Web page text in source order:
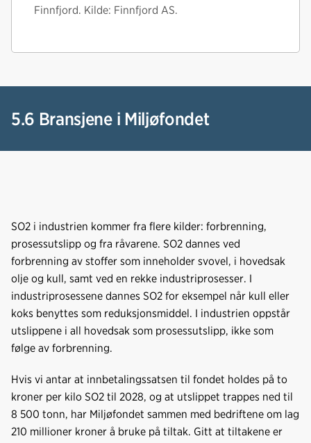
Finnfjord. Kilde: Finnfjord AS.
5.6 Bransjene i Miljøfondet
SO2 i industrien kommer fra flere kilder: forbrenning,
prosessutslipp og fra råvarene. SO2 dannes ved
forbrenning av stoffer som inneholder svovel, i hovedsak
olje og kull, samt ved en rekke industriprosesser. I
industriprosessene dannes SO2 for eksempel når kull eller
koks benyttes som reduksjonsmiddel. I industrien oppstår
utslippene i all hovedsak som prosessutslipp, ikke som
følge av forbrenning.
Hvis vi antar at innbetalingssatsen til fondet holdes på to
kroner per kilo SO2 til 2028, og at utslippet trappes ned til
8 500 tonn, har Miljøfondet sammen med bedriftene om lag
210 millioner kroner å bruke på tiltak. Gitt at tiltakene er